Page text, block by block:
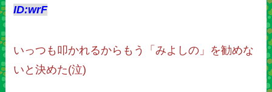
ID:wrF
いっつも叩かれるからもう「みよしの」を勧めな
いと決めた(泣)